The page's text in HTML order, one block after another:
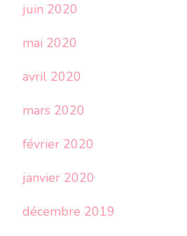
juin 2020
mai 2020
avril 2020
mars 2020
février 2020
janvier 2020
décembre 2019